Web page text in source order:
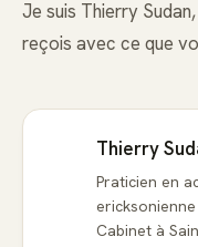
Je suis Thierry
reçois avec ce que
Thierry
Praticien en
Cabinet à